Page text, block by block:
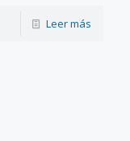
Leer más